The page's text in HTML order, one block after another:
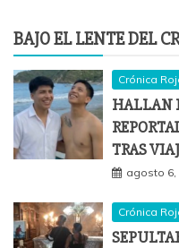
BAJO EL LENTE DEL
Crónica
HALLAN
TRAS
agosto 6,
Crónica